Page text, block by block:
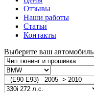
Отзывы
Наши работы
Статьи
Контакты
Выберите ваш автомобиль